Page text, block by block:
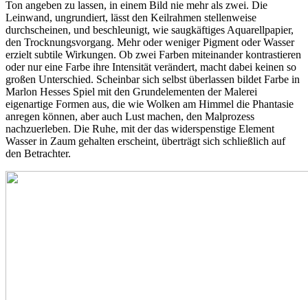
Ton angeben zu lassen, in einem Bild nie mehr als zwei. Die
Leinwand, ungrundiert, lässt den Keilrahmen stellenweise
durchscheinen, und beschleunigt, wie saugkäftiges Aquarellpapier,
den Trocknungsvorgang. Mehr oder weniger Pigment oder Wasser
erzielt subtile Wirkungen. Ob zwei Farben miteinander kontrastieren
oder nur eine Farbe ihre Intensität verändert, macht dabei keinen so
großen Unterschied. Scheinbar sich selbst überlassen bildet Farbe in
Marlon Hesses Spiel mit den Grundelementen der Malerei
eigenartige Formen aus, die wie Wolken am Himmel die Phantasie
anregen können, aber auch Lust machen, den Malprozess
nachzuerleben. Die Ruhe, mit der das widerspenstige Element
Wasser in Zaum gehalten erscheint, überträgt sich schließlich auf
den Betrachter.